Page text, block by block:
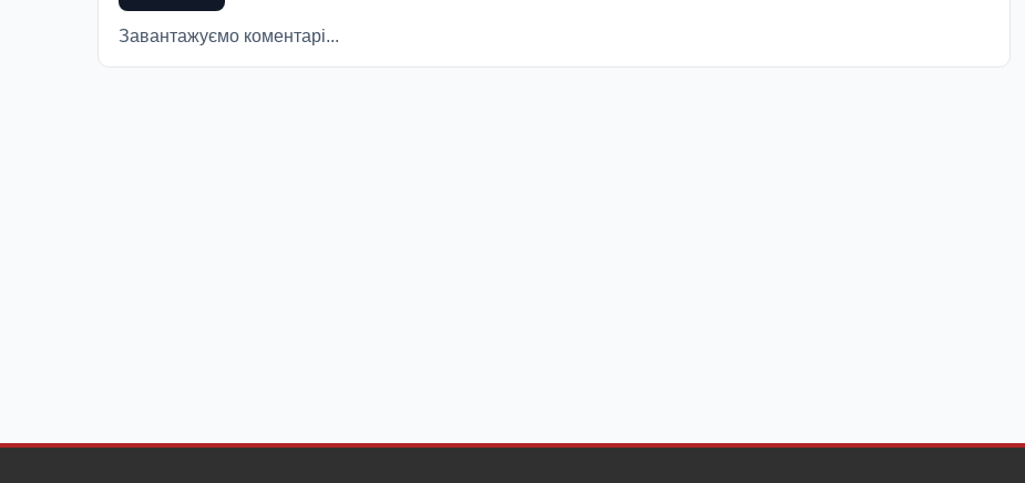
Завантажуємо коментарі...